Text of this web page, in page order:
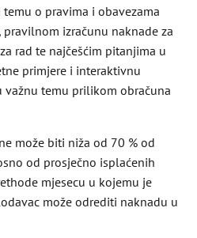
o pravima i obavezama
izračunu naknade za
rad te najčešćim pitanjima u
primjere i interaktivnu
važnu temu prilikom obračuna
može biti niža od 70 % od
od prosječno isplaćenih
mjesecu u kojemu je
može odrediti naknadu u